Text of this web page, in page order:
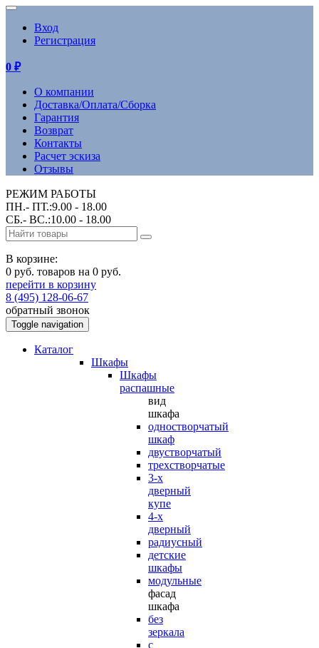
Вход
Регистрация
0 ₽
О компании
Доставка/Оплата/Сборка
Гарантия
Возврат
Контакты
Расчет эскиза
Отзывы
РЕЖИМ РАБОТЫ
ПН.- ПТ.:9.00 - 18.00
СБ.- ВС.:10.00 - 18.00
В корзине:
0 руб. товаров на 0 руб.
перейти в корзину
8 (495) 128-06-67
обратный звонок
Toggle navigation
Каталог
Шкафы
Шкафы
распашные
вид
шкафа
одностворчатый
шкаф
двустворчатый
трехстворчатые
3-х
дверный
купе
4-х
дверный
радиусный
детские
шкафы
модульные
фасад
шкафа
без
зеркала
с